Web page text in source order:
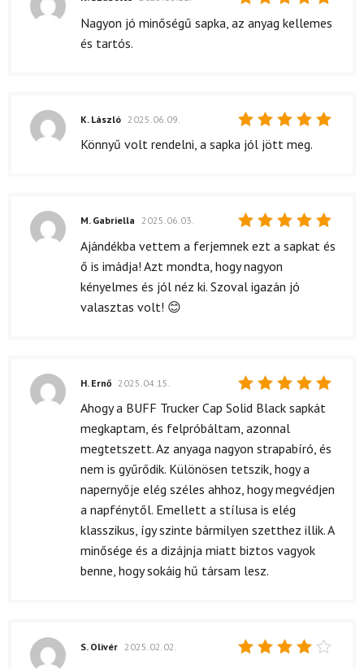
Értékelés:
/ 5
Nagyon jó minőségű sapka, az anyag kellemes
és tartós.
Értékelés:
5
/ 5
K. László 2025.06.09.
Könnyű volt rendelni, a sapka jól jött meg.
Értékelés:
M. Gabriella 2025.06.03.
Ajándékba vettem a ferjemnek ezt a sapkat és
ő is imádja! Azt mondta, hogy nagyon
kényelmes és jól néz ki. Szoval igazán jó
valasztas volt! 😊
Értékelés:
H. Ernő 2025.04.15.
Ahogy a BUFF Trucker Cap Solid Black sapkát
megkaptam, és felpróbáltam, azonnal
megtetszett. Az anyaga nagyon strapabíró, és
nem is gyűrődik. Különösen tetszik, hogy a
napernyője elég széles ahhoz, hogy megvédjen
a napfénytől. Emellett a stílusa is elég
klasszikus, így szinte bármilyen szetthez illik. A
minősége és a dizájnja miatt biztos vagyok
benne, hogy sokáig hű társam lesz.
S. Olivér 2025.02.02.